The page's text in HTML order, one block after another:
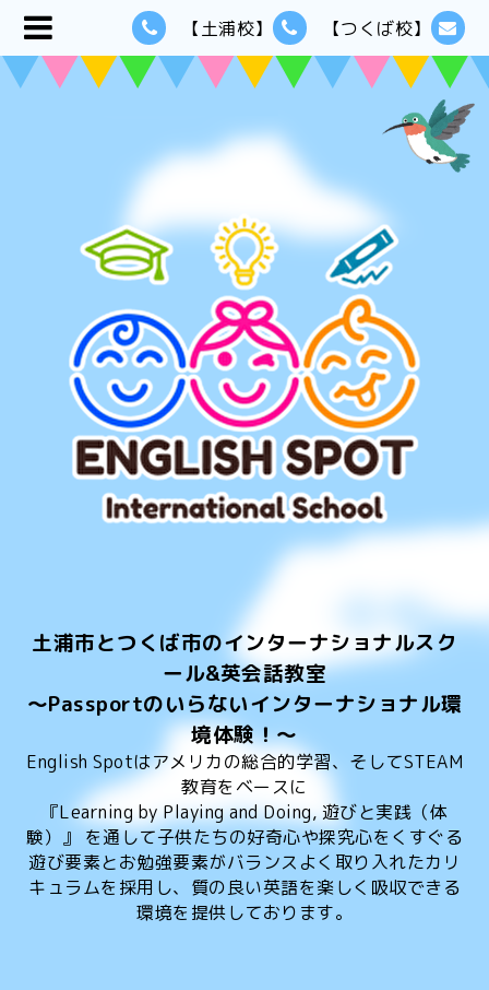
【つくば校】
【土浦校】
土浦市とつくば市のインターナショナルスク
ール&英会話教室
～Passportのいらないインターナショナル環
境体験！～
English Spotはアメリカの総合的学習、そしてSTEAM
教育をベースに
『Learning by Playing and Doing, 遊びと実践（体
験）』 を通して子供たちの好奇心や探究心をくすぐる
遊び要素とお勉強要素がバランスよく取り入れたカリ
キュラムを採用し、質の良い英語を楽しく吸収できる
環境を提供しております。